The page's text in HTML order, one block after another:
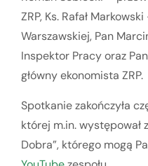
ZRP, Ks. Rafał
Warszawskiej, Pan
Inspektor Pracy oraz
główny ekonomista ZRP.
Spotkanie zakończyła
której m.in. występował
Dobra”, którego mogą